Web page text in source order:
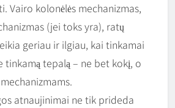
Vairo kolonėlės mechanizmas,
(jei toks yra), ratų
geriau ir ilgiau, kai tinkamai
tepalą – ne bet kokį, o
atnaujinimai ne tik prideda